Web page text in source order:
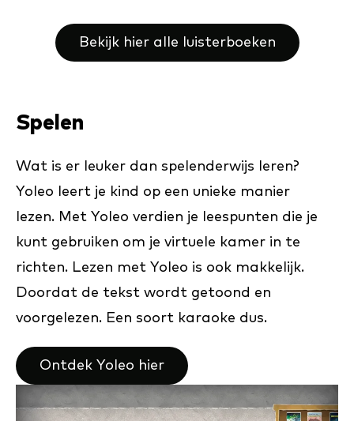
Bekijk hier alle luisterboeken
Spelen
Wat is er leuker dan spelenderwijs leren?
Yoleo leert je kind op een unieke manier
lezen. Met Yoleo verdien je leespunten die je
kunt gebruiken om je virtuele kamer in te
richten. Lezen met Yoleo is ook makkelijk.
Doordat de tekst wordt getoond en
voorgelezen. Een soort karaoke dus.
Ontdek Yoleo hier